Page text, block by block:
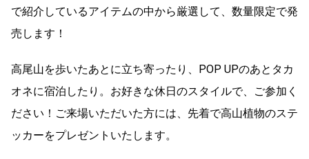
で紹介しているアイテムの中から厳選して、数量限定で発
売します！
高尾山を歩いたあとに立ち寄ったり、POP UPのあとタカ
オネに宿泊したり。お好きな休日のスタイルで、ご参加く
ださい！ご来場いただいた方には、先着で高山植物のステ
ッカーをプレゼントいたします。